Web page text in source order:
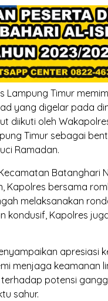
Lampung Timur
yang digelar pada
diikuti oleh
Timur sebagai
Ramadan.
Batanghari
Kapolres bersama
melaksanakan
kondusif, Kapolres
apresiasi
menjaga keamanan
potensi
sahur.